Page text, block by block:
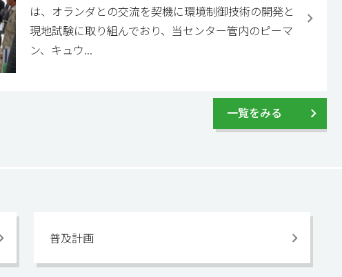
は、オランダとの交流を契機に環境制御技術の開発と
現地試験に取り組んでおり、当センター管内のピーマ
ン、キュウ...
一覧をみる
普及計画